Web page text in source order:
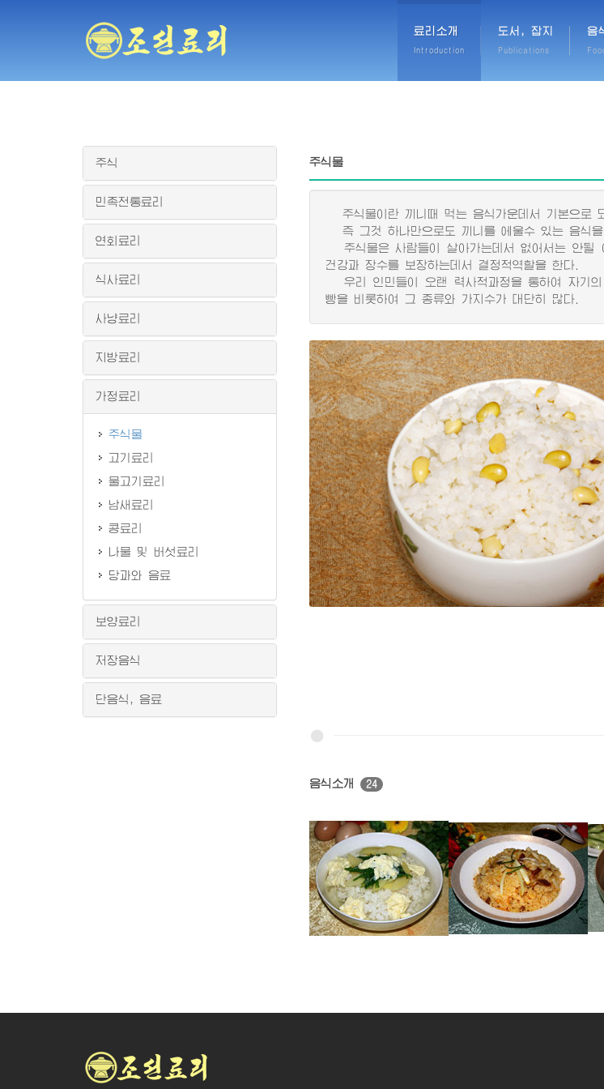
료리소개
Introduction
도서, 잡지
Publications
음
주식물
주식물이란 끼니때 먹는 음식가운데서 기본으로
즉 그것 하나만으로도 끼니를 에울수 있는 음식을
주식물은 사람들이 살아가는데서 없어서는 안될
건강과 장수를 보장하는데서 결정적역할을 한다.
우리 인민들이 오랜 력사적과정을 통하여 자기
빵을 비롯하여 그 종류와 가지수가 대단히 많다.
음식소개 24
주식
민족전통료리
연회료리
식사료리
사냥료리
지방료리
가정료리
주식물
고기료리
물고기료리
남새료리
콩료리
나물 및 버섯료리
당과와 음료
보양료리
저장음식
단음식, 음료